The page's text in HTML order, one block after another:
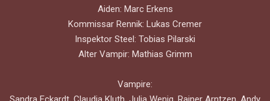
Aiden: Marc Erkens
Kommissar Rennik: Lukas Cremer
Inspektor Steel: Tobias Pilarski
Alter Vampir: Mathias Grimm
Vampire: